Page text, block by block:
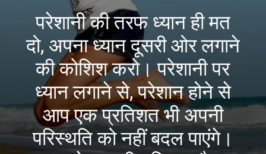
परेशानी की तरफ ध्यान ही मत
दो, अपना ध्यान दूसरी ओर लगाने
की कोशिश करो। परेशानी पर
ध्यान लगाने से, परेशान होने से
आप एक प्रतिशत भी अपनी
परिस्थति को नहीं बदल पाएंगे।